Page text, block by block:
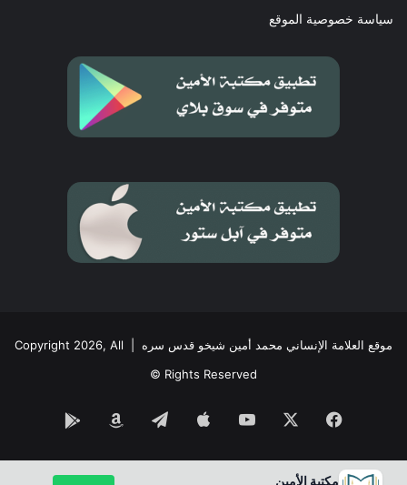
سياسة خصوصية الموقع
موقع العلامة الإنساني محمد أمين شيخو قدس سره
| Copyright 2026, All
Rights Reserved ©
فيسبوك ‫YouTube تيلقرامAmazon
Play
مكتبة الأمين